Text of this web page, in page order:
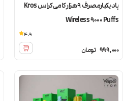
پاد یکبارمصرف 9 هزار کامی کراس Kros
Wireless 9000 Puffs
999,000 تومان
4.9